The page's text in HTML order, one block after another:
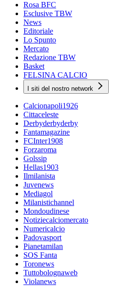
Rosa BFC
Esclusive TBW
News
Editoriale
Lo Spunto
Mercato
Redazione TBW
Basket
FELSINA CALCIO
I siti del nostro network
Calcionapoli1926
Cittaceleste
Derbyderbyderby
Fantamagazine
FCInter1908
Forzaroma
Golssip
Hellas1903
Ilmilanista
Juvenews
Mediagol
Milanistichannel
Mondoudinese
Notiziecalciomercato
Numericalcio
Padovasport
Pianetamilan
SOS Fanta
Toronews
Tuttobolognaweb
Violanews